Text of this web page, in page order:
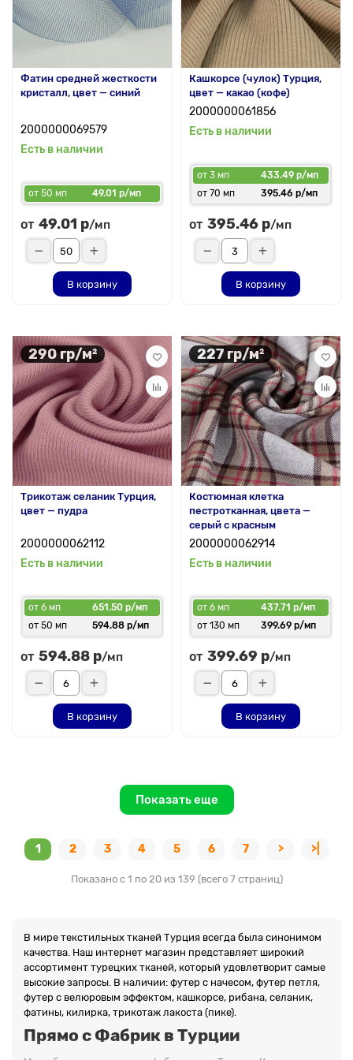
Фатин средней жесткости
кристалл, цвет — синий
2000000069579
Есть в наличии
от 50 мп 49.01 р/мп
от 49.01 р/мп
В корзину
Кашкорсе (чулок) Турция,
цвет — какао (кофе)
2000000061856
Есть в наличии
от 3 мп
433.49 р/мп
от 70 мп
395.46 р/мп
от 395.46 р/мп
В корзину
290 гр/м²
Трикотаж селаник Турция,
цвет — пудра
2000000062112
Есть в наличии
от 6 мп
651.50 р/мп
от 50 мп
594.88 р/мп
от 594.88 р/мп
В корзину
227 гр/м²
Костюмная клетка
пестротканная, цвета —
серый с красным
2000000062914
Есть в наличии
от 6 мп
437.71 р/мп
от 130 мп
399.69 р/мп
от 399.69 р/мп
В корзину
Показать еще
1 2 3 4 5 6 7 > >|
Показано с 1 по 20 из 139 (всего 7 страниц)
В мире текстильных тканей Турция всегда была синонимом
качества. Наш интернет магазин представляет широкий
ассортимент турецких тканей, который удовлетворит самые
высокие запросы. В наличии: футер с начесом, футер петля,
футер с велюровым эффектом, кашкорсе, рибана, селаник,
фатины, килирка, трикотаж лакоста (пике).
Прямо с Фабрик в Турции